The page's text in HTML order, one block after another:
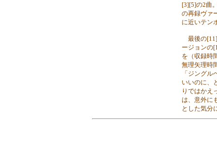
[3][5]の2曲
の再録ヴァ
に近いテン
最後の[11]
ージョンの
を（収録時
無理矢理時
「ジング
いいのに、
りではかえ
は、意外に
とした気分